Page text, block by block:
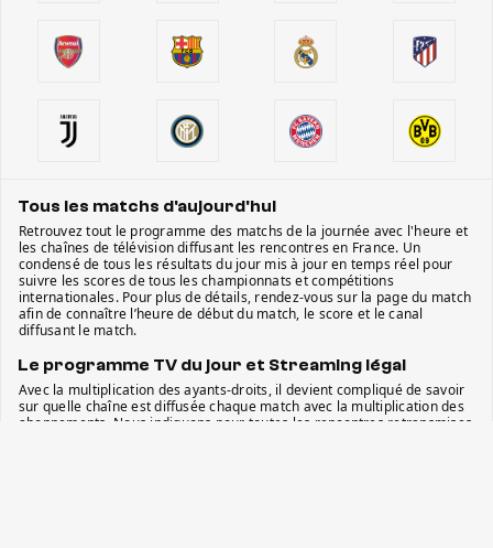
Tous les matchs d'aujourd'hui
Retrouvez tout le programme des matchs de la journée avec l'heure et
les chaînes de télévision diffusant les rencontres en France. Un
condensé de tous les résultats du jour mis à jour en temps réel pour
suivre les scores de tous les championnats et compétitions
internationales. Pour plus de détails, rendez-vous sur la page du match
afin de connaître l’heure de début du match, le score et le canal
diffusant le match.
Le programme TV du jour et Streaming légal
Avec la multiplication des ayants-droits, il devient compliqué de savoir
sur quelle chaîne est diffusée chaque match avec la multiplication des
abonnements. Nous indiquons pour toutes les rencontres retransmises